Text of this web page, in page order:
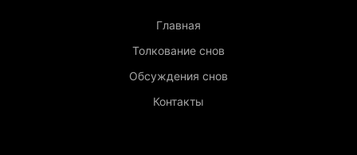
Главная
Толкование снов
Обсуждения снов
Контакты